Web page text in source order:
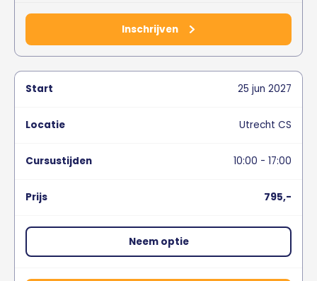
Inschrijven
25 jun 2027
Utrecht CS
10:00 - 17:00
795,-
Neem optie